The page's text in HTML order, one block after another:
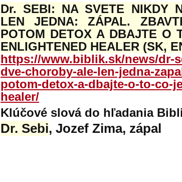
Dr. SEBI: NA SVETE NIKDY
LEN JEDNA: ZÁPAL.
POTOM DETOX A DBAJTE O
ENLIGHTENED HEALER (SK,
https://www.biblik.sk/news/dr-
dve-choroby-ale-len-jedna-
potom-detox-a-dbajte-o-to-co-
healer/
Klúčové slová do hľadania
Dr. Sebi, Jozef Zima, zápal